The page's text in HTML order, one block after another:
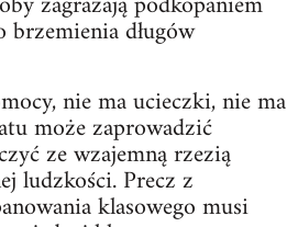
długów
nie ma ucieczki, nie ma
może zaprowadzić
ze wzajemną rzezią
ludzkości. Precz z
klasowego musi